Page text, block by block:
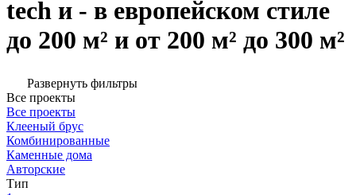
tech и - в европейском стиле
до 200 м² и от 200 м² до 300 м²
Развернуть фильтры
Все проекты
Все проекты
Клееный брус
Комбинированные
Каменные дома
Авторские
Тип